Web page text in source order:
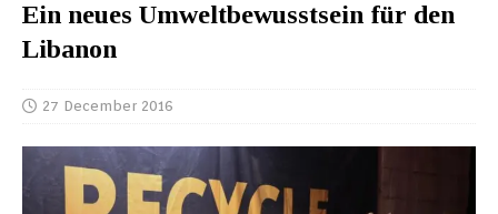
Ein neues Umweltbewusstsein für den
Libanon
27 December 2016